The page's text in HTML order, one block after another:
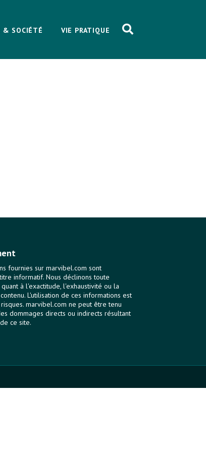
& SOCIÉTÉ VIE PRATIQUE
fournies sur marvibel.com sont
informatif. Nous déclinons toute
à l'exactitude, l'exhaustivité ou la
L'utilisation de ces informations est
marvibel.com ne peut être tenu
dommages directs ou indirects résultant
ce site.